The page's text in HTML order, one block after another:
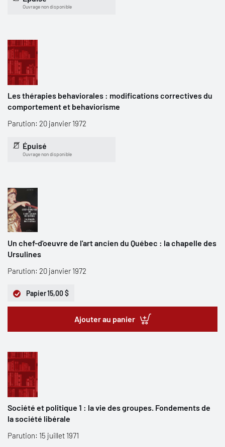
Ouvrage non disponible
Les thérapies behaviorales : modifications correctives du
comportement et behaviorisme
Parution: 20 janvier 1972
Épuisé
Ouvrage non disponible
Un chef-d'oeuvre de l'art ancien du Québec : la chapelle des
Ursulines
Parution: 20 janvier 1972
Papier15,00 $
Ajouter au panier
Société et politique 1 : la vie des groupes. Fondements de
la société libérale
Parution: 15 juillet 1971